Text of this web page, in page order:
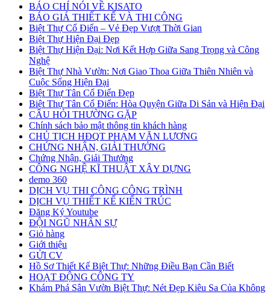
BÁO CHÍ NÓI VỀ KISATO
BÁO GIÁ THIẾT KẾ VÀ THI CÔNG
Biệt Thự Cổ Điển – Vẻ Đẹp Vượt Thời Gian
Biệt Thự Hiện Đại Đẹp
Biệt Thự Hiện Đại: Nơi Kết Hợp Giữa Sang Trọng và Công
Nghệ
Biệt Thự Nhà Vườn: Nơi Giao Thoa Giữa Thiên Nhiên và
Cuộc Sống Hiện Đại
Biệt Thự Tân Cổ Điển Đẹp
Biệt Thự Tân Cổ Điển: Hòa Quyện Giữa Di Sản và Hiện Đại
CÂU HỎI THƯỜNG GẶP
Chính sách bảo mật thông tin khách hàng
CHỦ TỊCH HĐQT PHẠM VĂN LƯƠNG
CHỨNG NHẬN, GIẢI THƯỞNG
Chứng Nhận, Giải Thưởng
CÔNG NGHỆ KĨ THUẬT XÂY DỰNG
demo 360
DỊCH VỤ THI CÔNG CÔNG TRÌNH
DỊCH VỤ THIẾT KẾ KIẾN TRÚC
Đăng Ký Youtube
ĐỘI NGŨ NHÂN SỰ
Giỏ hàng
Giới thiệu
GỬI CV
Hồ Sơ Thiết Kế Biệt Thự: Những Điều Bạn Cần Biết
HOẠT ĐỘNG CÔNG TY
Khám Phá Sân Vườn Biệt Thự: Nét Đẹp Kiêu Sa Của Không